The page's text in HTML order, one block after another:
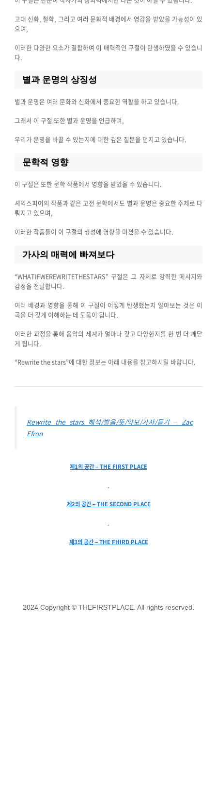
고대 신화, 철학, 그리고 여러 문화적 배경에서 영감을 받았을 가능성이 있
으며,
이러한 다양한 요소가 결합하여 이 매력적인 구절이 탄생하였을 수 있습니
다.
별과 운명의 상징성
별과 운명은 여러 문화와 신화에서 중요한 역할을 하고 있습니다.
그래서 이 구절 또한 별과 운명을 언급하며,
우리가 운명을 바꿀 수 있는지에 대한 깊은 질문을 던지고 있습니다.
문학적 영향
이 구절은 또한 문학 작품에서 영향을 받았을 수 있습니다.
셰익스피어의 작품과 같은 고전 문학에서도 별과 운명은 중요한 주제로 다
뤄지고 있으며,
이러한 작품들이 이 구절의 생성에 영향을 미쳤을 수 있습니다.
가사의 매력에 빠져보다
“WHATIFWEREWRITETHESTARS” 구절은 그 자체로 강력한 메시지와
감정을 전달합니다.
여러 배경과 영향을 통해 이 구절이 어떻게 탄생했는지 알아보는 것은 이
곡을 더 깊게 이해하는 데 도움이 됩니다.
이러한 과정을 통해 음악의 세계가 얼마나 깊고 다양한지를 한 번 더 깨닫
게 됩니다.
“Rewrite the stars”에 대한 정보는 아래 내용을 참고하시길 바랍니다.
Rewrite the stars 해석/발음/뜻/악보/가사/듣기 – Zac
Efron
제1의 공간 – THE FIRST PLACE
제2의 공간 – THE SECOND PLACE
.
제3의 공간 – THE FHIRD PLACE